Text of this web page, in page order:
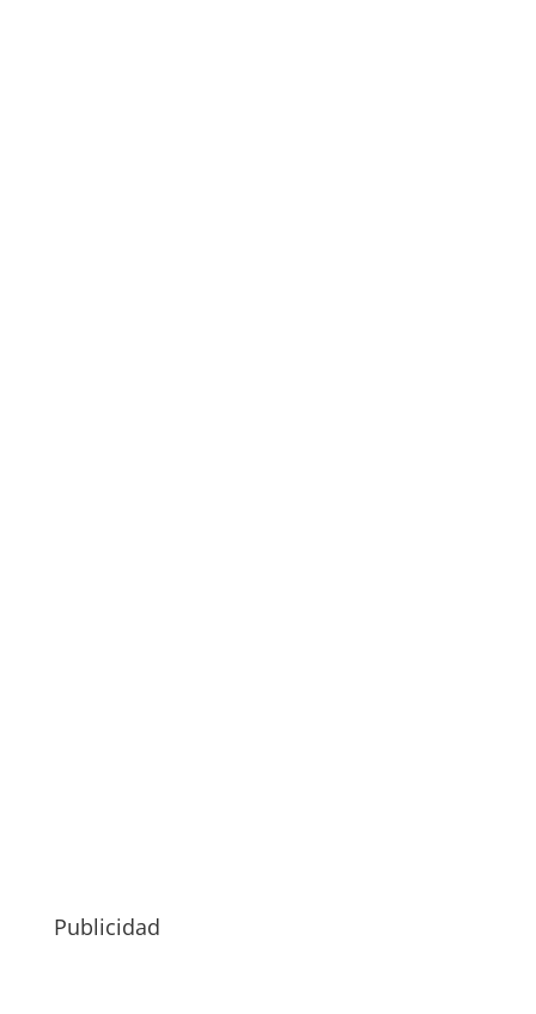
Publicidad